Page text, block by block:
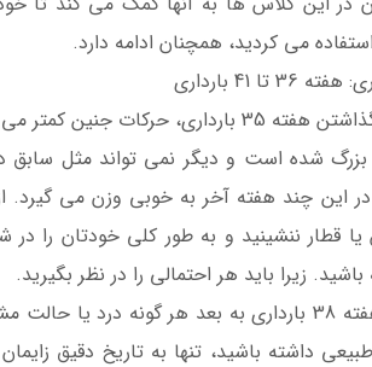
می کردید، همچنان ادامه دارد.
41 بارداری
پس از پشت سر گذاشتن هفته 35
بزرگ شده است و دیگر نمی تواند مثل
قطار ننشینید و به طور کلی خودتان را
زیرا باید هر احتمالی را در نظر بگیرید.
در صورتی که از هفته 38 بارداری به بعد هر
داشته باشید، تنها به تاریخ دقیق